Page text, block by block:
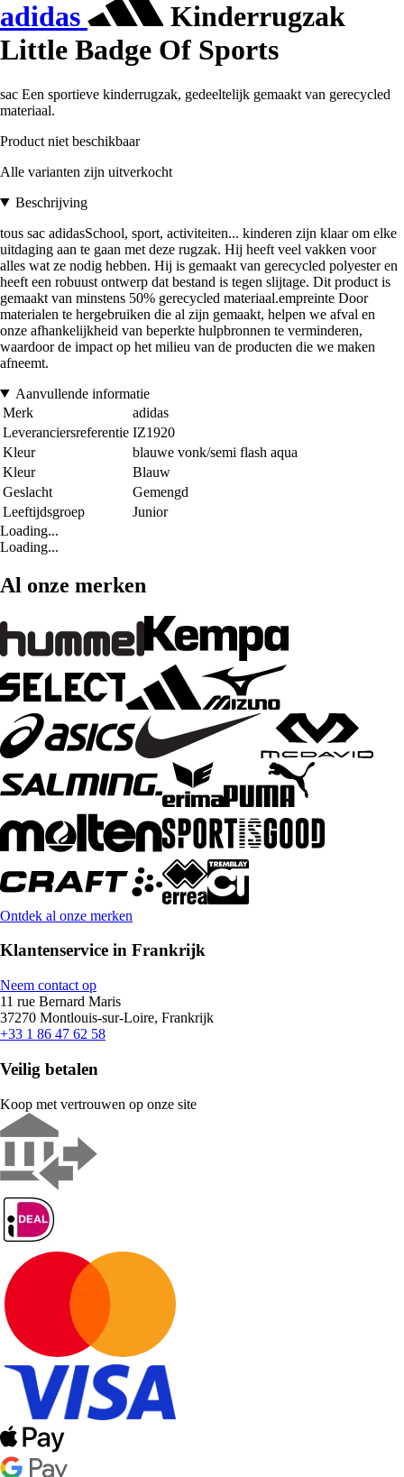
adidas
Kinderrugzak
Little Badge Of Sports
sac Een sportieve kinderrugzak, gedeeltelijk gemaakt van gerecycled
materiaal.
Product niet beschikbaar
Alle varianten zijn uitverkocht
Beschrijving
tous sac adidasSchool, sport, activiteiten... kinderen zijn klaar om elke
uitdaging aan te gaan met deze rugzak. Hij heeft veel vakken voor
alles wat ze nodig hebben. Hij is gemaakt van gerecycled polyester en
heeft een robuust ontwerp dat bestand is tegen slijtage. Dit product is
gemaakt van minstens 50% gerecycled materiaal.empreinte Door
materialen te hergebruiken die al zijn gemaakt, helpen we afval en
onze afhankelijkheid van beperkte hulpbronnen te verminderen,
waardoor de impact op het milieu van de producten die we maken
afneemt.
Aanvullende informatie
Merk
adidas
Leveranciersreferentie IZ1920
Kleur
blauwe vonk/semi flash aqua
Kleur
Blauw
Geslacht
Gemengd
Leeftijdsgroep
Junior
Loading...
Loading...
Al onze merken
Ontdek al onze merken
Klantenservice in Frankrijk
Neem contact op
11 rue Bernard Maris
37270 Montlouis-sur-Loire, Frankrijk
+33 1 86 47 62 58
Veilig betalen
Koop met vertrouwen op onze site